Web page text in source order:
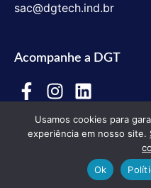
sac@dgtech.ind.br
Acompanhe a DGT
Usamos cookies para
experiência em nosso site.
Ok